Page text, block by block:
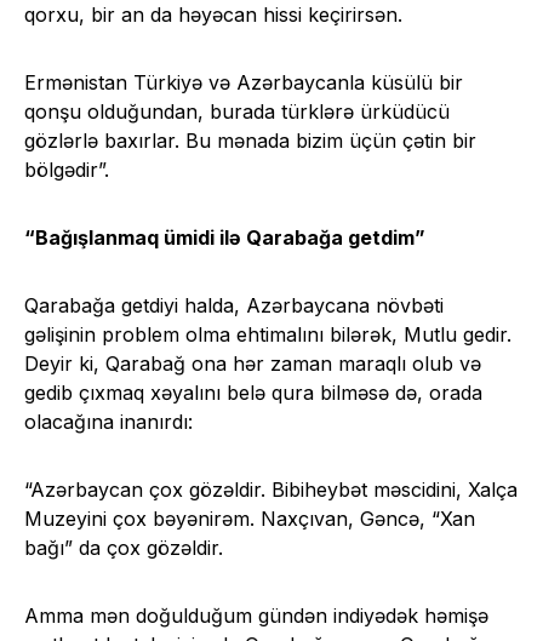
qorxu, bir an da həyəcan hissi keçirirsən.
Ermənistan Türkiyə və Azərbaycanla küsülü bir
qonşu olduğundan, burada türklərə ürküdücü
gözlərlə baxırlar. Bu mənada bizim üçün çətin bir
bölgədir”.
“Bağışlanmaq ümidi ilə Qarabağa getdim”
Qarabağa getdiyi halda, Azərbaycana növbəti
gəlişinin problem olma ehtimalını bilərək, Mutlu gedir.
Deyir ki, Qarabağ ona hər zaman maraqlı olub və
gedib çıxmaq xəyalını belə qura bilməsə də, orada
olacağına inanırdı:
“Azərbaycan çox gözəldir. Bibiheybət məscidini, Xalça
Muzeyini çox bəyənirəm. Naxçıvan, Gəncə, “Xan
bağı” da çox gözəldir.
Amma mən doğulduğum gündən indiyədək həmişə